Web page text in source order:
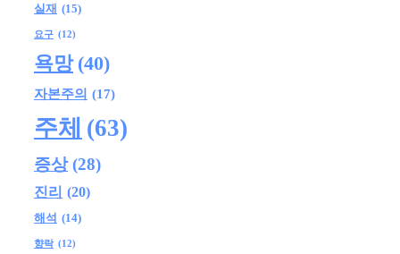
실재 (15)
요구 (12)
욕망 (40)
자본주의 (17)
주체 (63)
증상 (28)
진리 (20)
해석 (14)
향락 (12)